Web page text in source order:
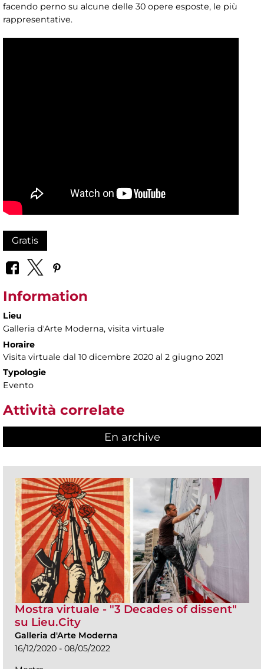
facendo perno su alcune delle 30 opere esposte, le più
rappresentative.
Gratis
Information
Lieu
Galleria d'Arte Moderna, visita virtuale
Horaire
Visita virtuale dal 10 dicembre 2020 al 2 giugno 2021
Typologie
Evento
Attività correlate
En archive
Mostra virtuale - "3 Decades of dissent"
su Lieu.City
Galleria d'Arte Moderna
16/12/2020 - 08/05/2022